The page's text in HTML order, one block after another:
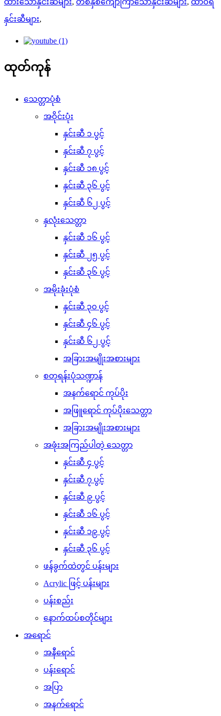
ထားသောနှင်းဆီများ, တစ်နှစ်ကျော်ကြာသောနှင်းဆီများ, ထာဝရ
နှင်းဆီများ,
ထုတ်ကုန်
သေတ္တာပုံစံ
အဝိုင်းပုံး
နှင်းဆီ ၁ ပွင့်
နှင်းဆီ ၇ ပွင့်
နှင်းဆီ ၁၈ ပွင့်
နှင်းဆီ ၃၆ ပွင့်
နှင်းဆီ ၆၂ ပွင့်
နှလုံးသေတ္တာ
နှင်းဆီ ၁၆ ပွင့်
နှင်းဆီ ၂၅ ပွင့်
နှင်းဆီ ၃၆ ပွင့်
အမိုးခုံးပုံစံ
နှင်းဆီ ၃၀ ပွင့်
နှင်းဆီ ၄၆ ပွင့်
နှင်းဆီ ၆၂ ပွင့်
အခြားအမျိုးအစားများ
စတုရန်းပုံသဏ္ဍာန်
အနက်ရောင် ကုပ်ပိုး
အဖြူရောင် ကုပ်ပိုးသေတ္တာ
အခြားအမျိုးအစားများ
အဖုံးအကြည်ပါတဲ့ သေတ္တာ
နှင်းဆီ ၄ ပွင့်
နှင်းဆီ ၇ ပွင့်
နှင်းဆီ ၉ ပွင့်
နှင်းဆီ ၁၆ ပွင့်
နှင်းဆီ ၁၉ ပွင့်
နှင်းဆီ ၃၆ ပွင့်
ဖန်ခွက်ထဲတွင် ပန်းများ
Acrylic ဖြင့် ပန်းများ
ပန်းစည်း
နောက်ထပ်စတိုင်များ
အရောင်
အနီရောင်
ပန်းရောင်
အပြာ
အနက်ရောင်